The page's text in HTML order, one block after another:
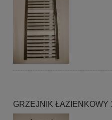
GRZEJNIK ŁAZIENKOWY